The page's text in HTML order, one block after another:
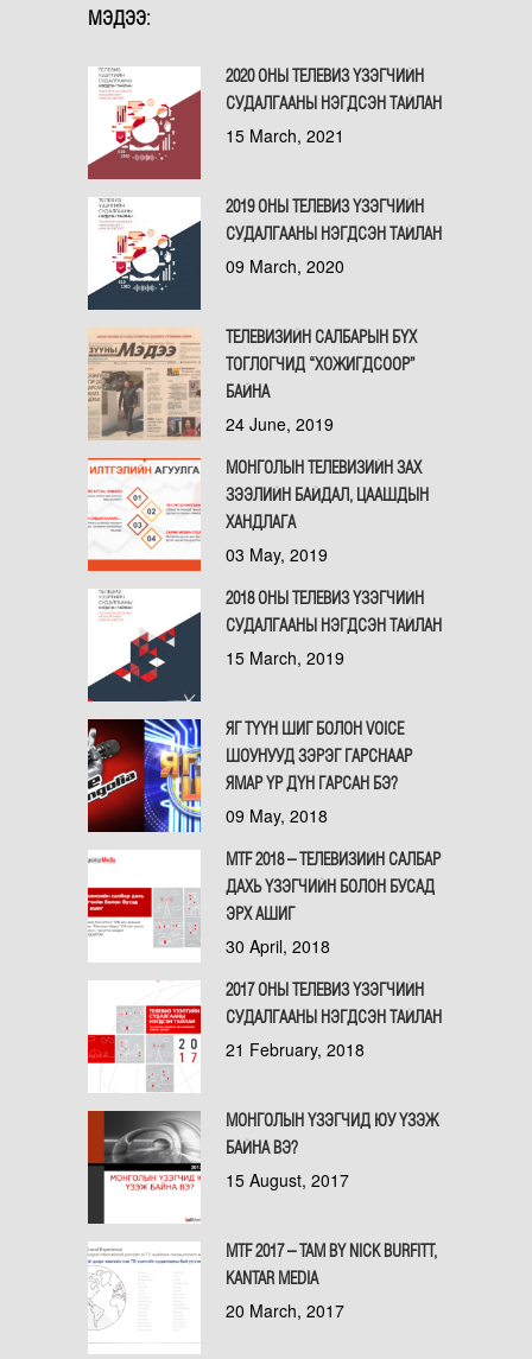
МЭДЭЭ:
2020 ОНЫ ТЕЛЕВИЗ ҮЗЭГЧИЙН
СУДАЛГААНЫ НЭГДСЭН ТАЙЛАН
15 March, 2021
2019 ОНЫ ТЕЛЕВИЗ ҮЗЭГЧИЙН
СУДАЛГААНЫ НЭГДСЭН ТАЙЛАН
09 March, 2020
ТЕЛЕВИЗИЙН САЛБАРЫН БҮХ
ТОГЛОГЧИД “ХОЖИГДСООР”
БАЙНА
24 June, 2019
МОНГОЛЫН ТЕЛЕВИЗИЙН ЗАХ
ЗЭЭЛИЙН БАЙДАЛ, ЦААШДЫН
ХАНДЛАГА
03 May, 2019
2018 ОНЫ ТЕЛЕВИЗ ҮЗЭГЧИЙН
СУДАЛГААНЫ НЭГДСЭН ТАЙЛАН
15 March, 2019
ЯГ ТҮҮН ШИГ БОЛОН VOICE
ШОУНУУД ЗЭРЭГ ГАРСНААР
ЯМАР ҮР ДҮН ГАРСАН БЭ?
09 May, 2018
MTF 2018 – ТЕЛЕВИЗИЙН САЛБАР
ДАХЬ ҮЗЭГЧИЙН БОЛОН БУСАД
ЭРХ АШИГ
30 April, 2018
2017 ОНЫ ТЕЛЕВИЗ ҮЗЭГЧИЙН
СУДАЛГААНЫ НЭГДСЭН ТАЙЛАН
21 February, 2018
МОНГОЛЫН ҮЗЭГЧИД ЮУ ҮЗЭЖ
БАЙНА ВЭ?
15 August, 2017
MTF 2017 – TAM BY NICK BURFITT,
KANTAR MEDIA
20 March, 2017